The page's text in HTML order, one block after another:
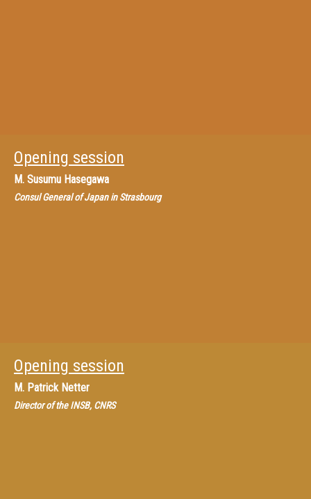
Opening session
M. Susumu Hasegawa
Consul General of Japan in Strasbourg
Opening session
M. Patrick Netter
Director of the INSB, CNRS